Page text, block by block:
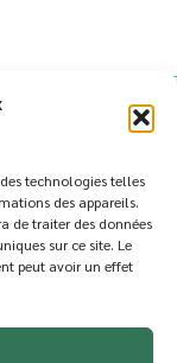
technologies telles
des appareils.
de traiter des données
sur ce site. Le
peut avoir un effet